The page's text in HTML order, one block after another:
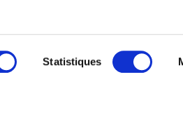
Statistiques